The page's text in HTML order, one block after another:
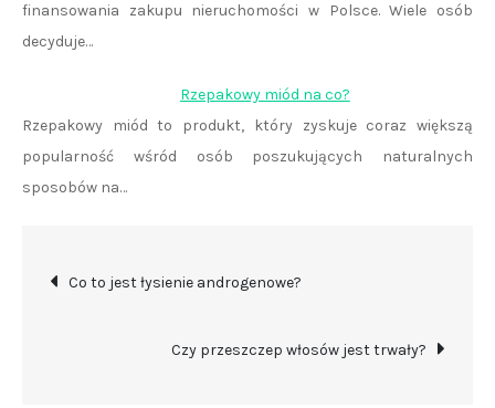
finansowania zakupu nieruchomości w Polsce. Wiele osób
decyduje…
Rzepakowy miód na co?
Rzepakowy miód to produkt, który zyskuje coraz większą
popularność wśród osób poszukujących naturalnych
sposobów na…
Nawigacja
wpisu
Co to jest łysienie androgenowe?
Czy przeszczep włosów jest trwały?